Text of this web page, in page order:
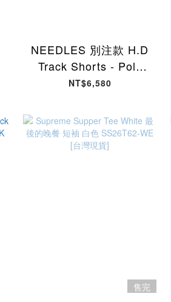
NEEDLES 別注款 H.D
Track Shorts - Poly
Smooth 短褲 黑灰色
NT$6,580
售完